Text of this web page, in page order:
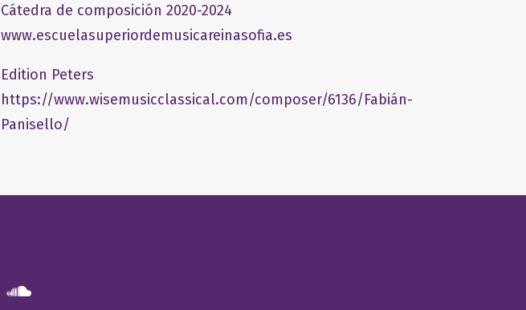
Cátedra de composición 2020-2024
www.escuelasuperiordemusicareinasofia.es
Edition Peters
https://www.wisemusicclassical.com/composer/6136/Fabián-
Panisello/